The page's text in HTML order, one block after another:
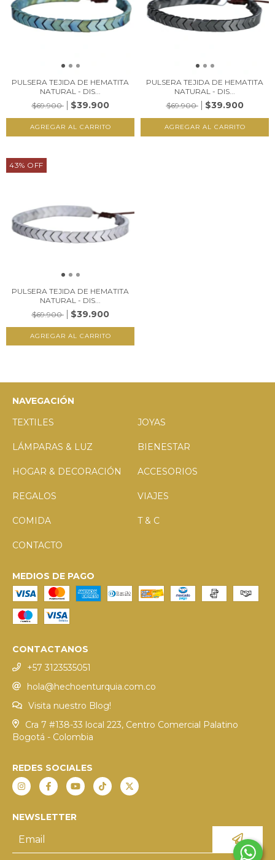
PULSERA TEJIDA DE HEMATITA
NATURAL - DIS...
$69.900
$39.900
PULSERA TEJIDA DE HEMATITA
NATURAL - DIS...
$69.900
$39.900
43% OFF
PULSERA TEJIDA DE HEMATITA
NATURAL - DIS...
$69.900
$39.900
NAVEGACIÓN
TEXTILES
JOYAS
LÁMPARAS & LUZ BIENESTAR
HOGAR & DECORACIÓN ACCESORIOS
REGALOS VIAJES
COMIDA T & C
CONTACTO
MEDIOS DE PAGO
CONTACTANOS
+57 3123535051
hola@hechoenturquia.com.co
Visita nuestro Blog!
Cra 7 #138-33 local 223, Centro Comercial Palatino
Bogotá - Colombia
REDES SOCIALES
NEWSLETTER